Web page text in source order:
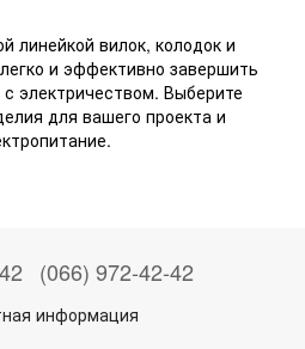
линейкой вилок, колодок и
и эффективно завершить
электричеством. Выберите
для вашего проекта и
(066) 972-42-42
информация